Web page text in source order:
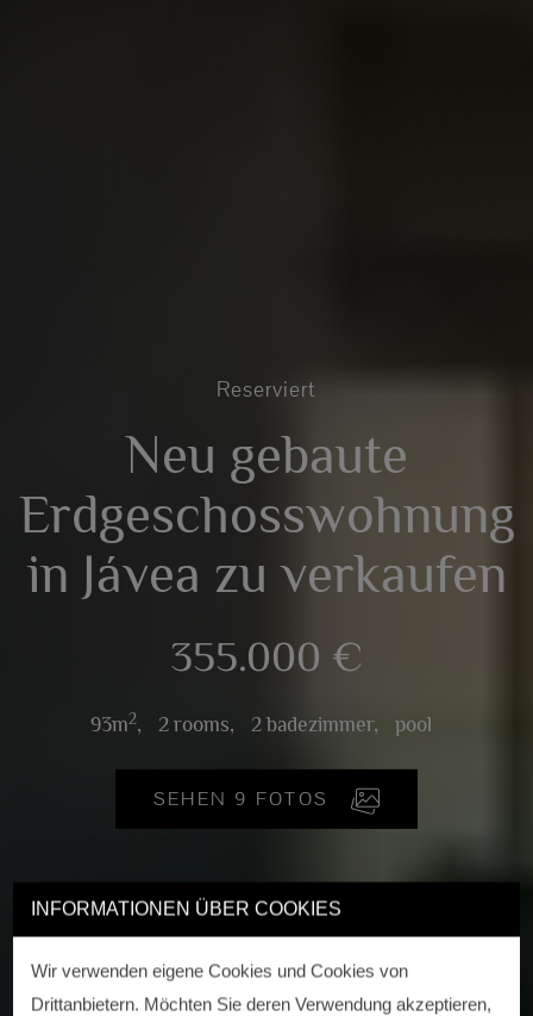
INFORMATIONEN ÜBER COOKIES
Wir verwenden eigene Cookies und Cookies von
Drittanbietern. Möchten Sie deren Verwendung akzeptieren,
Reserviert
Neu gebaute
Erdgeschosswohnung
in Jávea zu verkaufen
355.000 €
93m2, 2 rooms, 2 badezimmer, pool
SEHEN 9 FOTOS